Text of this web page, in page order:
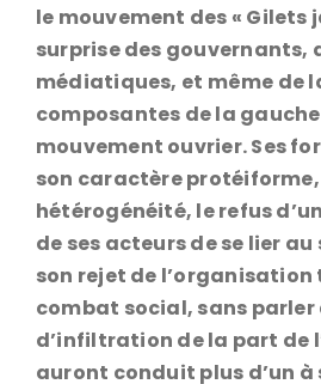
le mouvement des « Gilets
surprise des gouvernants,
médiatiques, et même de
composantes de la
mouvement ouvrier. Ses
son caractère protéiforme,
hétérogénéité, le refus
de ses acteurs de se lier
son rejet de
combat social, sans
d’infiltration de la part de
auront conduit plus d’un à